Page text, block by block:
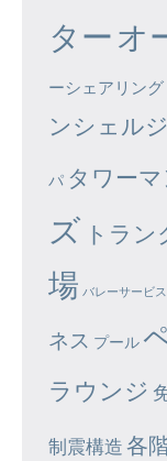
ター オ
ーシェアリング
ンシェル
パ タワー
ズ トラン
場 バレーサービス
ネス プール
ラウンジ
制震構造 各